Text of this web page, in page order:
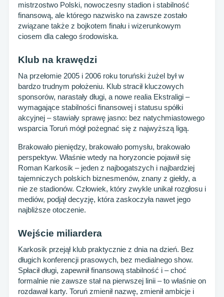
mistrzostwo Polski, nowoczesny stadion i stabilność
finansową, ale którego nazwisko na zawsze zostało
związane także z bojkotem finału i wizerunkowym
ciosem dla całego środowiska.
Klub na krawędzi
Na przełomie 2005 i 2006 roku toruński żużel był w
bardzo trudnym położeniu. Klub stracił kluczowych
sponsorów, narastały długi, a nowe realia Ekstraligi –
wymagające stabilności finansowej i statusu spółki
akcyjnej – stawiały sprawę jasno: bez natychmiastowego
wsparcia Toruń mógł pożegnać się z najwyższą ligą.
Brakowało pieniędzy, brakowało pomysłu, brakowało
perspektyw. Właśnie wtedy na horyzoncie pojawił się
Roman Karkosik – jeden z najbogatszych i najbardziej
tajemniczych polskich biznesmenów, znany z giełdy, a
nie ze stadionów. Człowiek, który zwykle unikał rozgłosu i
mediów, podjął decyzję, która zaskoczyła nawet jego
najbliższe otoczenie.
Wejście miliardera
Karkosik przejął klub praktycznie z dnia na dzień. Bez
długich konferencji prasowych, bez medialnego show.
Spłacił długi, zapewnił finansową stabilność i – choć
formalnie nie zawsze stał na pierwszej linii – to właśnie on
rozdawał karty. Toruń zmienił nazwę, zmienił ambicje i